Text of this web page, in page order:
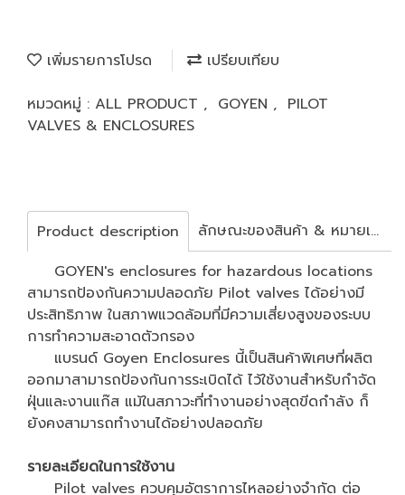
เพิ่มรายการโปรด
เปรียบเทียบ
หมวดหมู่ : ALL PRODUCT , GOYEN , PILOT
VALVES & ENCLOSURES
Product description
ลักษณะของสินค้า & หมายเลขคอยล์
GOYEN's enclosures for hazardous locations
สามารถป้องกันความปลอดภัย Pilot valves ได้อย่างมี
ประสิทธิภาพ ในสภาพแวดล้อมที่มีความเสี่ยงสูงของระบบ
การทำความสะอาดตัวกรอง
แบรนด์ Goyen Enclosures นี้เป็นสินค้าพิเศษที่ผลิต
ออกมาสามารถป้องกันการระเบิดได้ ไว้ใช้งานสำหรับกำจัด
ฝุ่นและงานแก๊ส แม้ในสภาวะที่ทำงานอย่างสุดขีดกำลัง ก็
ยังคงสามารถทำงานได้อย่างปลอดภัย
รายละเอียดในการใช้งาน
Pilot valves ควบคุมอัตราการไหลอย่างจำกัด ต่อ